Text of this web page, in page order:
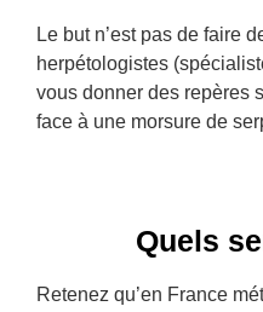
Le but n’est pas de faire
herpétologistes
vous donner des repères
face à une morsure de
Quels
Retenez qu’en France